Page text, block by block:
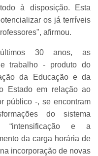
à disposição. Esta
os já terríveis
afirmou.
30 anos, as
trabalho - produto do
da Educação e da
Estado em relação ao
público -, se encontram
do sistema
“intensificação e a
da carga horária de
incorporação de novas